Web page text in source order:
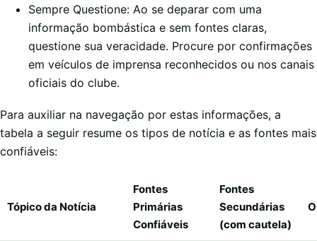
Sempre Questione: Ao se deparar com uma
informação bombástica e sem fontes claras,
questione sua veracidade. Procure por confirmações
em veículos de imprensa reconhecidos ou nos canais
oficiais do clube.
Para auxiliar na navegação por estas informações, a
tabela a seguir resume os tipos de notícia e as fontes mais
confiáveis:
Tópico da Notícia
Fontes
Primárias
Confiáveis
Fontes
Secundárias
(com cautela)